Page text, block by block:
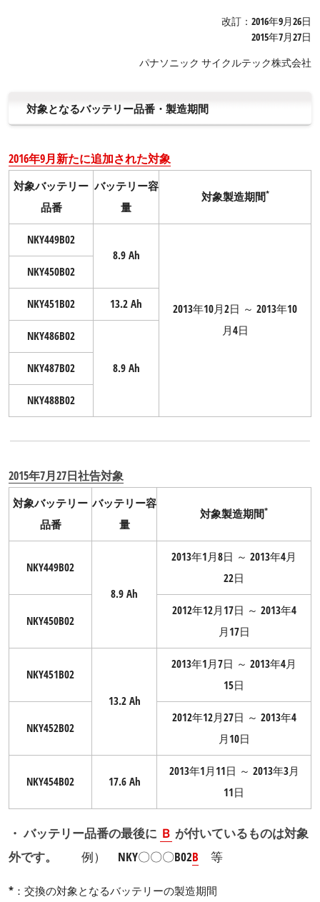
改訂：2016年9月26日
2015年7月27日
パナソニック サイクルテック株式会社
対象となるバッテリー品番・製造期間
2016年9月新たに追加された対象
対象バッテリー
品番
バッテリー容
量
対象製造期間*
NKY449B02
8.9 Ah
2013年10月2日 ～ 2013年10
月4日
NKY450B02
NKY451B02 13.2 Ah
NKY486B02
8.9 Ah
NKY487B02
NKY488B02
2015年7月27日社告対象
対象バッテリー
品番
バッテリー容
量
対象製造期間*
NKY449B02
8.9 Ah
2013年1月8日 ～ 2013年4月
22日
NKY450B02
2012年12月17日 ～ 2013年4
月17日
NKY451B02
13.2 Ah
2013年1月7日 ～ 2013年4月
15日
NKY452B02
2012年12月27日 ～ 2013年4
月10日
NKY454B02 17.6 Ah
2013年1月11日 ～ 2013年3月
11日
・ バッテリー品番の最後に Ｂ が付いているものは対象
外です。
例） NKY〇〇〇B02B 等
*：交換の対象となるバッテリーの製造期間